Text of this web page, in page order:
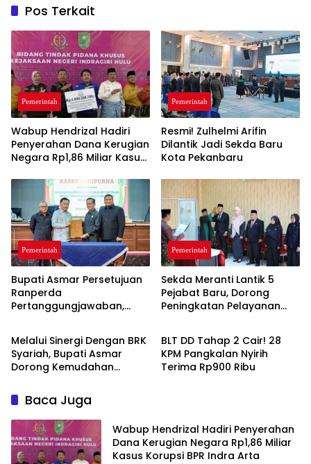
Pos Terkait
Pemerintah
Wabup Hendrizal Hadiri
Penyerahan Dana Kerugian
Negara Rp1,86 Miliar Kasus
Pemerintah
Resmi! Zulhelmi Arifin
Dilantik Jadi Sekda Baru
Kota Pekanbaru
Pemerintah
Bupati Asmar Persetujuan
Ranperda
Pertanggungjawaban,
Pemerintah
Sekda Meranti Lantik 5
Pejabat Baru, Dorong
Peningkatan Pelayanan
Pemerintah
Melalui Sinergi Dengan BRK
Syariah, Bupati Asmar
Dorong Kemudahan
Pemerintah
BLT DD Tahap 2 Cair! 28
KPM Pangkalan Nyirih
Terima Rp900 Ribu
Baca Juga
Wabup Hendrizal Hadiri Penyerahan
Dana Kerugian Negara Rp1,86 Miliar
Kasus Korupsi BPR Indra Arta